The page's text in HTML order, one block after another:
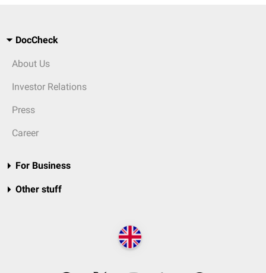
DocCheck
About Us
Investor Relations
Press
Career
For Business
Other stuff